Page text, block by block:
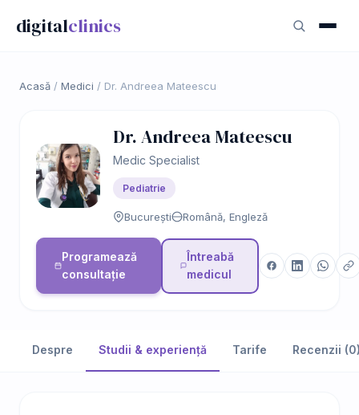
digitalclinics
Acasă / Medici / Dr. Andreea Mateescu
Dr. Andreea Mateescu
Medic Specialist
Pediatrie
București Română, Engleză
Programează
consultație
Întreabă
medicul
Despre Studii & experiență Tarife Recenzii